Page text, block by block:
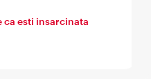
ca esti insarcinata